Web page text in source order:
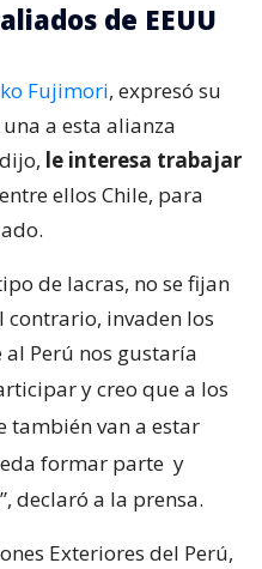
de EEUU
Fujimori, expresó su
a esta alianza
le interesa trabajar
ellos Chile, para
de lacras, no se fijan
contrario, invaden los
al Perú nos gustaría
y creo que a los
también van a estar
formar parte y
declaró a la prensa.
Exteriores del Perú,